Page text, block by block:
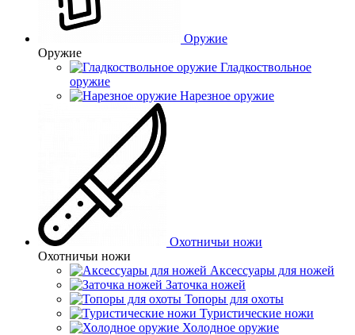
Оружие
Оружие
Гладкоствольное
оружие
Нарезное оружие
Охотничьи ножи
Охотничьи ножи
Аксессуары для ножей
Заточка ножей
Топоры для охоты
Туристические ножи
Холодное оружие